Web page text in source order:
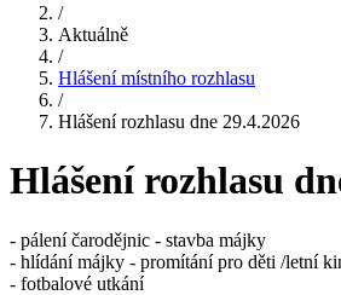
/
Aktuálně
/
Hlášení místního rozhlasu
/
Hlášení rozhlasu dne 29.4.2026
Hlášení rozhlasu
- pálení čarodějnic - stavba májky
- hlídání májky - promítání pro děti /letní
- fotbalové utkání